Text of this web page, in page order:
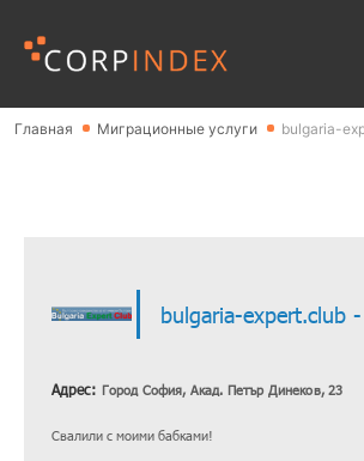
Главная Миграционные услуги bulgaria-
bulgaria-expert.club
Адрес: Город София, Акад. Петър Динеков, 23
Свалили с моими бабками!